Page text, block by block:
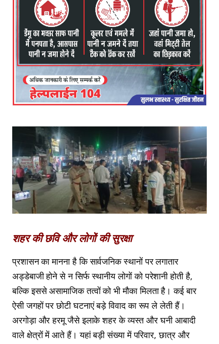
शहर की छवि और लोगों की सुरक्षा
प्रशासन का मानना है कि सार्वजनिक स्थानों पर लगातार
अड्डेबाजी होने से न सिर्फ स्थानीय लोगों को परेशानी होती है,
बल्कि इससे असामाजिक तत्वों को भी मौका मिलता है। कई बार
ऐसी जगहों पर छोटी घटनाएं बड़े विवाद का रूप ले लेती हैं।
अरगोड़ा और हरमू जैसे इलाके शहर के व्यस्त और घनी आबादी
वाले क्षेत्रों में आते हैं। यहां बड़ी संख्या में परिवार, छात्र और